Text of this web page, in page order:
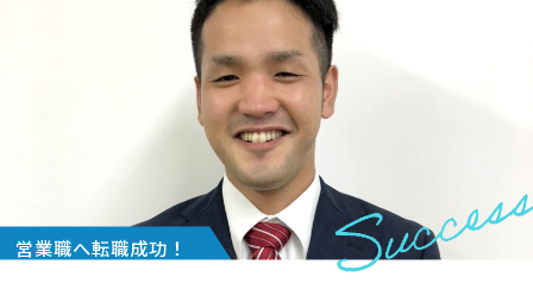
営業職へ転職成功！